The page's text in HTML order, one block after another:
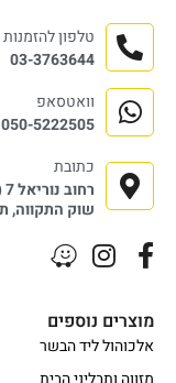
מוצרים נוספים
אלכוהול ליד הבשר
טלפון להזמנות
03-3763644
וואטסאפ
050-5222505
כתובת
רחוב נוריאל 7 (שדרת הבשר)
שוק התקווה,